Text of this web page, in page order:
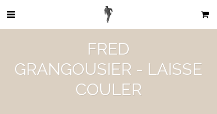
FRED
GRANGOUSIER - LAISSE
COULER